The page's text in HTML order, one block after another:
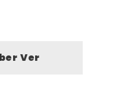
Ver